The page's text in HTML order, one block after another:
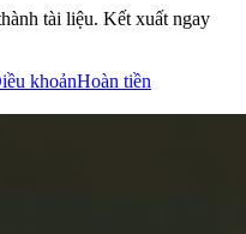
tài liệu. Kết xuất ngay
khoảnHoàn tiền